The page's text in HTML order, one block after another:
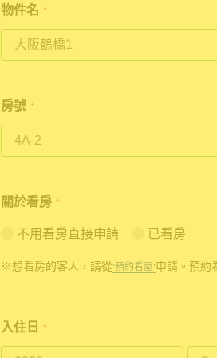
物件名 *
房號 *
關於看房 *
不用看房直接申請 已看房
※想看房的客人，請從'預約看屋'申請。預約
入住日 *